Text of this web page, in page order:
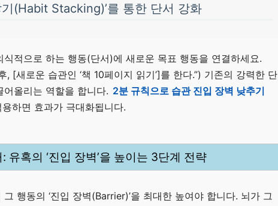
기(Habit Stacking)’를 통한 단서 강화
식적으로 하는 행동(단서)에 새로운 목표 행동을 연결하세요.
, [새로운 습관인 ‘책 10페이지 읽기’]를 한다.”) 기존의 강력한 단
올리는 역할을 합니다. 2분 규칙으로 습관 진입 장벽 낮추기
하면 효과가 극대화됩니다.
유혹의 ‘진입 장벽’을 높이는 3단계 전략
행동의 ‘진입 장벽(Barrier)’을 최대한 높여야 합니다. 뇌가 그